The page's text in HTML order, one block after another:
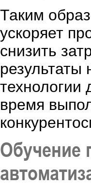
Таким
ускоряет
снизить
технологии
время
Обучение